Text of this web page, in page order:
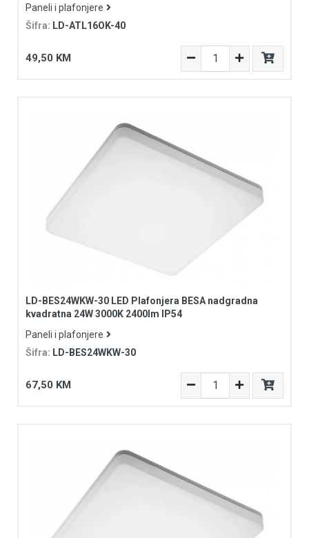
Paneli i plafonjere
Šifra: LD-ATL16OK-40
49,50 KM
LD-BES24WKW-30 LED Plafonjera BESA nadgradna
kvadratna 24W 3000K 2400lm IP54
Paneli i plafonjere
Šifra: LD-BES24WKW-30
67,50 KM